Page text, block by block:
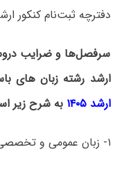
دفترچه‌ ثبت‌نام کنکور
سرفصل‌ها و ضرایب
ارشد رشته زبان­ های
ارشد ۱۴۰۵
به شرح زیر
۱- زبان عمومی و تخصصی انگلیسی